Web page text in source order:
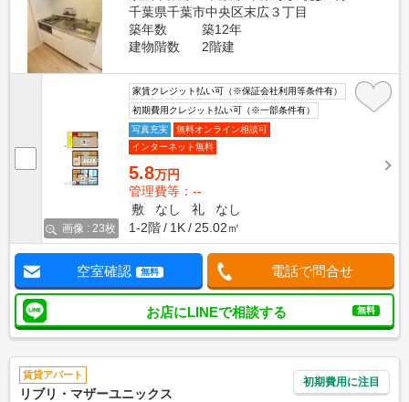
千葉県千葉市中央区末広３丁目
築年数
築12年
建物階数
2階建
画像 : 23枚
家賃クレジット払い可（※保証会社利用等条件有）
初期費用クレジット払い可（※一部条件有）
写真充実
無料オンライン相談可
インターネット無料
5.8万円
管理費等：--
敷
なし 礼
なし
1-2階
1K 25.02㎡
空室確認 無料 電話で問合せ
お店にLINEで相談する 無料
賃貸アパート
リブリ・マザーユニックス
初期費用に注目